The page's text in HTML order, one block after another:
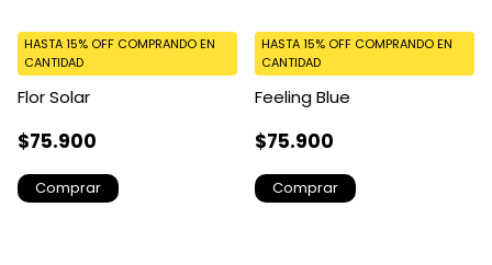
Flor Solar
$75.900
HASTA 15% OFF COMPRANDO EN
CANTIDAD
Comprar
Feeling Blue
$75.900
HASTA 15% OFF COMPRANDO EN
CANTIDAD
Comprar